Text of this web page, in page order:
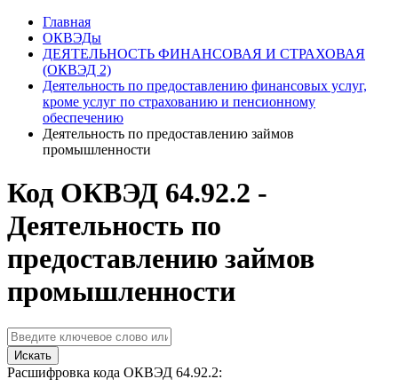
Главная
ОКВЭДы
ДЕЯТЕЛЬНОСТЬ ФИНАНСОВАЯ И СТРАХОВАЯ
(ОКВЭД 2)
Деятельность по предоставлению финансовых услуг,
кроме услуг по страхованию и пенсионному
обеспечению
Деятельность по предоставлению займов
промышленности
Код ОКВЭД 64.92.2 -
Деятельность по
предоставлению займов
промышленности
Искать
Расшифровка кода ОКВЭД 64.92.2: